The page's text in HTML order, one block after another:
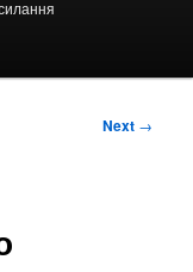
Next →